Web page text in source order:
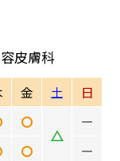
皮膚科
金 土
日
ー
ー